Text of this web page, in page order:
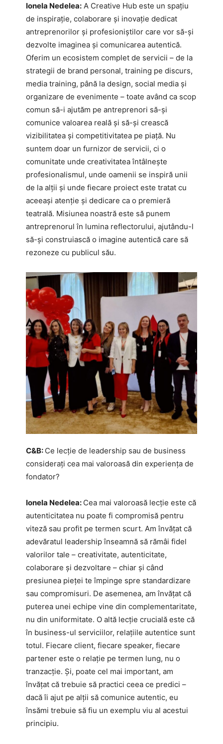
Ionela Nedelea: A Creative Hub este un spațiu
de inspirație, colaborare și inovație dedicat
antreprenorilor și profesioniștilor care vor să-și
dezvolte imaginea și comunicarea autentică.
Oferim un ecosistem complet de servicii – de la
strategii de brand personal, training pe discurs,
media training, până la design, social media și
organizare de evenimente – toate având ca scop
comun să-i ajutăm pe antreprenori să-și
comunice valoarea reală și să-și crească
vizibilitatea și competitivitatea pe piață. Nu
suntem doar un furnizor de servicii, ci o
comunitate unde creativitatea întâlnește
profesionalismul, unde oamenii se inspiră unii
de la alții și unde fiecare proiect este tratat cu
aceeași atenție și dedicare ca o premieră
teatrală. Misiunea noastră este să punem
antreprenorul în lumina reflectorului, ajutându-l
să-și construiască o imagine autentică care să
rezoneze cu publicul său.
C&B: Ce lecție de leadership sau de business
considerați cea mai valoroasă din experiența de
fondator?
Ionela Nedelea: Cea mai valoroasă lecție este că
autenticitatea nu poate fi compromisă pentru
viteză sau profit pe termen scurt. Am învățat că
adevăratul leadership înseamnă să rămâi fidel
valorilor tale – creativitate, autenticitate,
colaborare și dezvoltare – chiar și când
presiunea pieței te împinge spre standardizare
sau compromisuri. De asemenea, am învățat că
puterea unei echipe vine din complementaritate,
nu din uniformitate. O altă lecție crucială este că
în business-ul serviciilor, relațiile autentice sunt
totul. Fiecare client, fiecare speaker, fiecare
partener este o relație pe termen lung, nu o
tranzacție. Și, poate cel mai important, am
învățat că trebuie să practici ceea ce predici –
dacă îi ajut pe alții să comunice autentic, eu
însămi trebuie să fiu un exemplu viu al acestui
principiu.